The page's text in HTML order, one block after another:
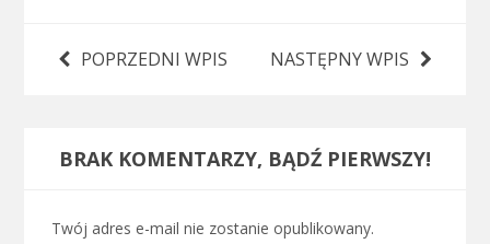
POPRZEDNI WPIS NASTĘPNY WPIS
BRAK KOMENTARZY, BĄDŹ PIERWSZY!
Twój adres e-mail nie zostanie opublikowany.